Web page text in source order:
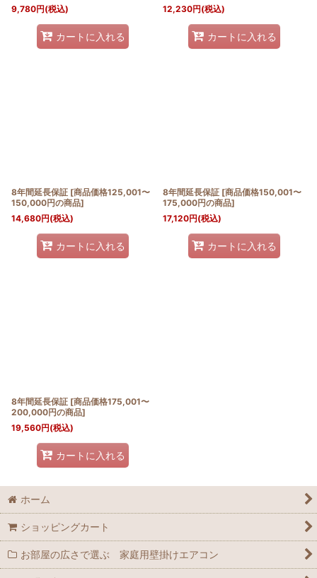
9,780円(税込)
カートに入れる
12,230円(税込)
カートに入れる
8年間延長保証 [商品価格125,001〜
150,000円の商品]
14,680円(税込)
カートに入れる
8年間延長保証 [商品価格150,001〜
175,000円の商品]
17,120円(税込)
カートに入れる
8年間延長保証 [商品価格175,001〜
200,000円の商品]
19,560円(税込)
カートに入れる
ホーム
ショッピングカート
お部屋の広さで選ぶ 家庭用壁掛けエアコン